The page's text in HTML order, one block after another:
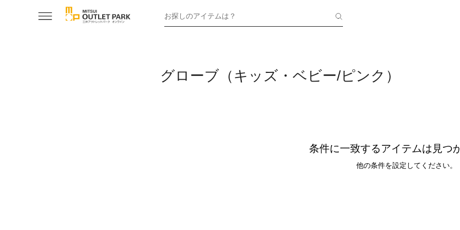
お探しのアイテムは？
グローブ（キッズ・ベビー/ピンク）
条件に一致するアイテムは見つ
他の条件を設定してください。